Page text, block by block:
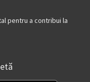
pentru a contribui la